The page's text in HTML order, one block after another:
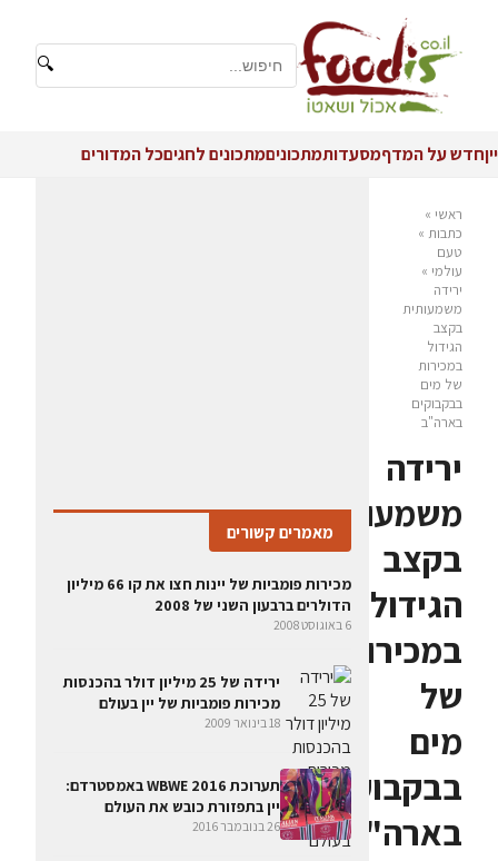
🔍
ייןחדש על המדףמסעדותמתכוניםמתכונים לחגיםכל המדורים
ראשי »
כתבות »
טעם
עולמי »
ירידה
משמעותית
בקצב
הגידול
במכירות
של מים
בבקבוקים
בארה"ב
ירידה
משמעותית
בקצב
הגידול
במכירות
של
מים
בבקבוקים
בארה"ב
מאמרים קשורים
מכירות פומביות של יינות חצו את קו 66 מיליון
הדולרים ברבעון השני של 2008
6 באוגוסט 2008
ירידה של 25 מיליון דולר בהכנסות
מכירות פומביות של יין בעולם
18 בינואר 2009
תערוכת WBWE 2016 באמסטרדם:
יין בתפזורת כובש את העולם
26 בנובמבר 2016